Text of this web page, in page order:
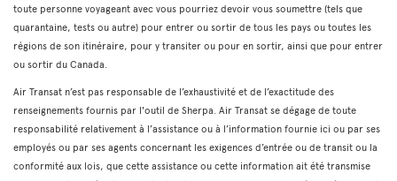
toute personne voyageant avec vous pourriez devoir vous soumettre (tels que
quarantaine, tests ou autre) pour entrer ou sortir de tous les pays ou toutes les
régions de son itinéraire, pour y transiter ou pour en sortir, ainsi que pour entrer
ou sortir du Canada.
Air Transat n’est pas responsable de l’exhaustivité et de l’exactitude des
renseignements fournis par l'outil de Sherpa. Air Transat se dégage de toute
responsabilité relativement à l’assistance ou à l’information fournie ici ou par ses
employés ou par ses agents concernant les exigences d’entrée ou de transit ou la
conformité aux lois, que cette assistance ou cette information ait été transmise